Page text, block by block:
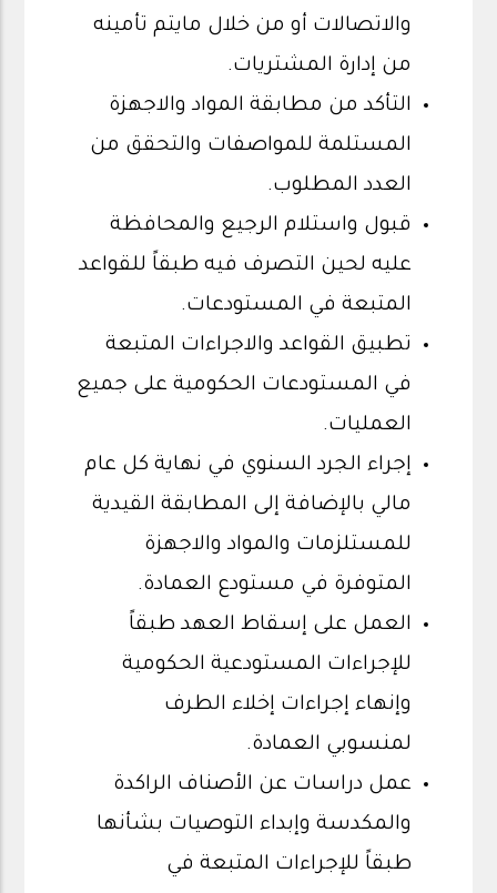
والاتصالات أو من خلال مايتم تأمينه
من إدارة المشتريات.
التأكد من مطابقة المواد والاجهزة
المستلمة للمواصفات والتحقق من
العدد المطلوب.
قبول واستلام الرجيع والمحافظة
عليه لحين التصرف فيه طبقاً للقواعد
المتبعة في المستودعات.
تطبيق القواعد والاجراءات المتبعة
في المستودعات الحكومية على جميع
العمليات.
إجراء الجرد السنوي في نهاية كل عام
مالي بالإضافة إلى المطابقة القيدية
للمستلزمات والمواد والاجهزة
المتوفرة في مستودع العمادة.
العمل على إسقاط العهد طبقاً
للإجراءات المستودعية الحكومية
وإنهاء إجراءات إخلاء الطرف
لمنسوبي العمادة.
عمل دراسات عن الأصناف الراكدة
والمكدسة وإبداء التوصيات بشأنها
طبقاً للإجراءات المتبعة في